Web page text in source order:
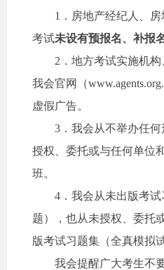
1 ．房地产经纪人、
考试未设有预报名、补报
2 ．地方考试实施机
我会官网（
虚假广告。
3 ．我会从不举办任
授权、委托或与任何单位
班。
4 ．我会从未出版考
题），也从未授权、委托
版考试习题集（全真模拟
我会提醒广大考生不